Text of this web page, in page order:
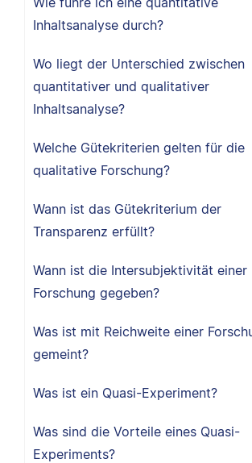
Inhaltsanalyse durch?
Wo liegt der Unterschied zwischen
quantitativer und qualitativer
Inhaltsanalyse?
Welche Gütekriterien gelten für die
qualitative Forschung?
Wann ist das Gütekriterium der
Transparenz erfüllt?
Wann ist die Intersubjektivität einer
Forschung gegeben?
Was ist mit Reichweite einer
gemeint?
Was ist ein Quasi-Experiment?
Was sind die Vorteile eines Quasi-
Experiments?